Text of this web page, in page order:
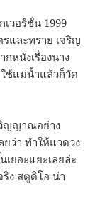
เวอร์ชั่น 1999
และทราย เจริญ
กหนังเรื่องนาง
ช้แม่น้ำแล้วก็วัด
ญญาณอย่าง
ว่า ทำให้แวดวง
ยอะแยะเลยล่ะ
ง สตูดิโอ น่า